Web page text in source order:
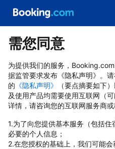
需您同意
为提供我们的服务，
据监管要求发布《隐私声明》。
的 《隐私声明》 （要点摘要如下
及使用产品均需要使用互联网（
详情，请咨询您的互联网服务商或
1.为了向您提供基本服务（包括
必要的个人信息；
2.在您授权的基础上，我们可能